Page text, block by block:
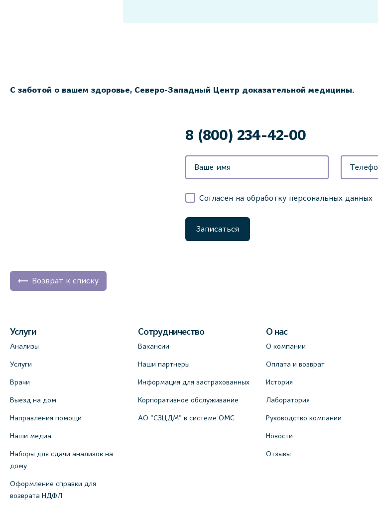
С заботой о вашем здоровье, Северо-Западный Центр доказательной медицины.
8 (800) 234-42-00
Согласен на обработку персональных данных
Записаться
Возврат к списку
Услуги
Анализы
Услуги
Врачи
Выезд на дом
Направления помощи
Наши медиа
Наборы для сдачи анализов на
дому
Оформление справки для
возврата НДФЛ
Сотрудничество
Вакансии
Наши партнеры
Информация для застрахованных
Корпоративное обслуживание
АО "СЗЦДМ" в системе ОМС
О нас
О компании
Оплата и возврат
История
Лаборатория
Руководство компании
Новости
Отзывы